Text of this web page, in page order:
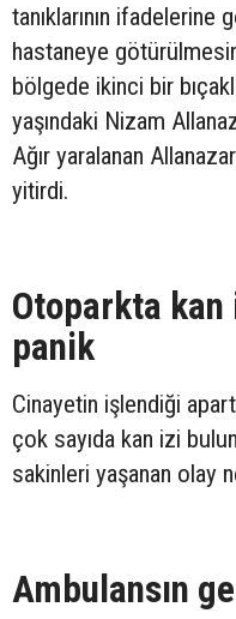
tanıklarının ifadelerine
hastaneye
bölgede ikinci bir
yaşındaki Nizam
Ağır yaralanan
yitirdi.
Otoparkta
panik
Cinayetin işlendiği
çok sayıda kan izi
sakinleri yaşanan olay
Ambulansın